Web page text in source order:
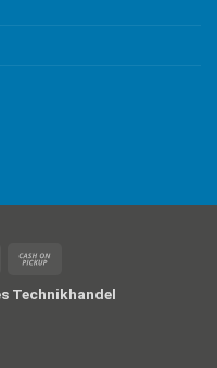
Bank
Pickup
Technikhandel